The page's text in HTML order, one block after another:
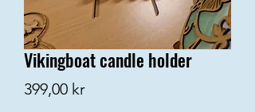
Vikingboat candle holder
399,00 krPris